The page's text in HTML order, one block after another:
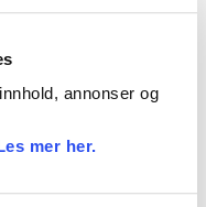
annonser og
mer her.